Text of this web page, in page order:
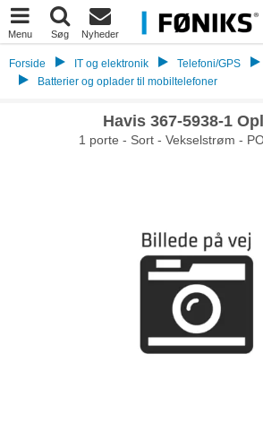
Menu Søg Nyheder
Forside IT og elektronik Telefoni/GPS
Batterier og oplader til mobiltelefoner
Havis 367-5938-1
1 porte - Sort - Vekselstrøm -